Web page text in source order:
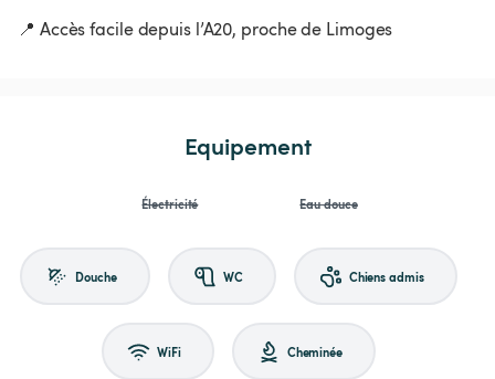
📍 Accès facile depuis l’A20, proche de Limoges
Equipement
Électricité Eau douce
Douche WC Chiens admis
WiFi Cheminée